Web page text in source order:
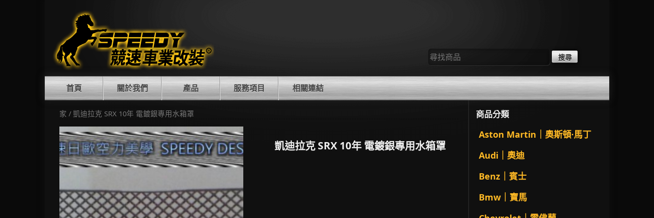
尋
找：
首頁 關於我們 產品 服務項目 相關連結
家 / 凱迪拉克 SRX 10年 電鍍銀專用水箱罩
凱迪拉克 SRX 10年 電鍍銀專用水箱罩
商品分類
Aston Martin｜奧斯頓·馬丁
Audi｜奧迪
Benz｜賓士
Bmw｜寶馬